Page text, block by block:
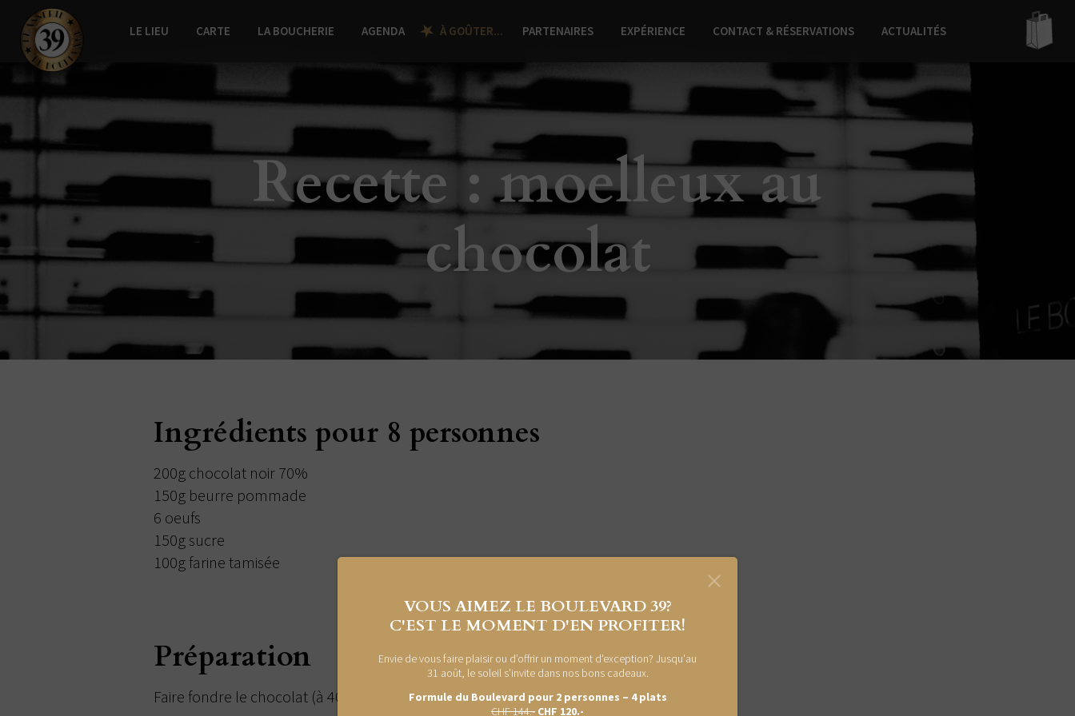
VOUS AIMEZ LE BOULEVARD 39?
C'EST LE MOMENT D'EN PROFITER!
Envie de vous faire plaisir ou d’offrir un moment d'exception? Jusqu'au
31 août, le soleil s'invite dans nos bons cadeaux.
Formule du Boulevard pour 2 personnes – 4 plats
CHF 144.- CHF 120.-
LE LIEU CARTE LA BOUCHERIE AGENDA À GOÛTER... PARTENAIRES EXPÉRIENCE CONTACT & RÉSERVATIONS ACTUALITÉS
Recette : moelleux au
chocolat
Ingrédients pour 8 personnes
200g chocolat noir 70%
150g beurre pommade
6 oeufs
150g sucre
100g farine tamisée
Préparation
Faire fondre le chocolat (à 40°C).